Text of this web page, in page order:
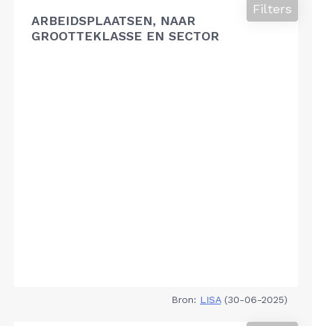
ARBEIDSPLAATSEN, NAAR
GROOTTEKLASSE EN SECTOR
Filters
Bron: LISA(30-06-2025)